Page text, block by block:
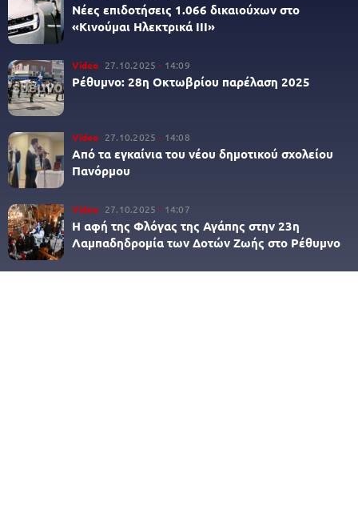
Νέες επιδοτήσεις 1.066 δικαιούχων στο
«Κινούμαι Ηλεκτρικά ΙΙΙ»
Video 27.10.2025 14:09
Ρέθυμνο: 28η Οκτωβρίου παρέλαση 2025
Video 27.10.2025 14:08
Από τα εγκαίνια του νέου δημοτικού σχολείου
Πανόρμου
Video 27.10.2025 14:07
Η αφή της Φλόγας της Αγάπης στην 23η
Λαμπαδηδρομία των Δοτών Ζωής στο Ρέθυμνο